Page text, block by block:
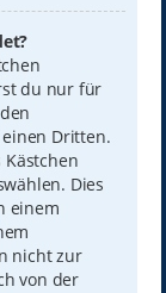
du nur für
Dritten.
Dies
einem
nicht zur
von der